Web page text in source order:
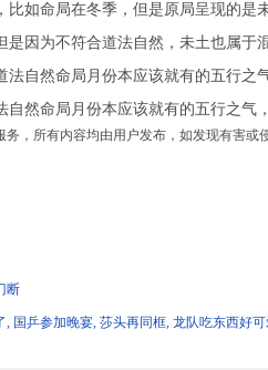
比如命局在冬季，但是原局呈现的
是因为不符合道法自然，未土也属
法自然命局月份本应该就有的五行之
自然命局月份本应该就有的五行之气
务，所有内容均由用户发布，如发现有害或
断
, 国乒参加晚宴, 莎头再同框, 龙队吃东西好